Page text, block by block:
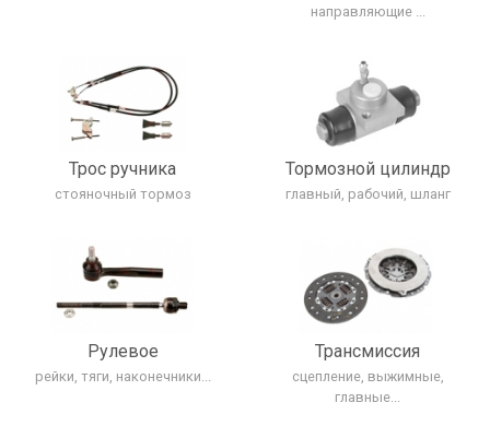
направляющие ...
Трос ручника
стояночный тормоз
Тормозной цилиндр
главный, рабочий, шланг
Рулевое
рейки, тяги, наконечники...
Трансмиcсия
сцепление, выжимные,
главные...